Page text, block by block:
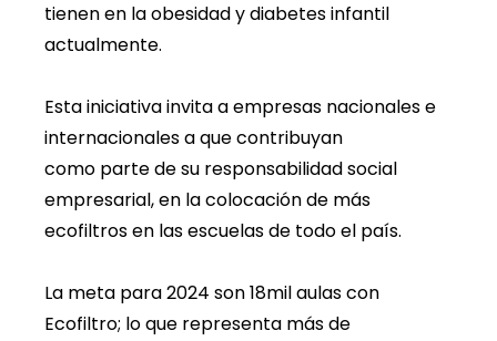
tienen en la obesidad y diabetes infantil
actualmente.
Esta iniciativa invita a empresas nacionales e
internacionales a que contribuyan
como parte de su responsabilidad social
empresarial, en la colocación de más
ecofiltros en las escuelas de todo el país.
La meta para 2024 son 18mil aulas con
Ecofiltro; lo que representa más de